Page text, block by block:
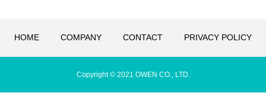
HOME COMPANY CONTACT PRIVACY POLICY
Copyright © 2021 OWEN CO., LTD.